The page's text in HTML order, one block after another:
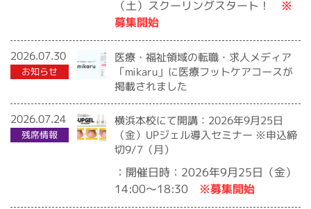
（土）スクーリングスタート！ ※
募集開始
2026.07.30
お知らせ
医療・福祉領域の転職・求人メディア
「mikaru」に医療フットケアコースが
掲載されました
2026.07.24
残席情報
横浜本校にて開講：2026年9月25日
（金）UPジェル導入セミナー ※申込締
切9/7（月）
：開催日時：2026年9月25日（金）
14:00〜18:30 ※募集開始